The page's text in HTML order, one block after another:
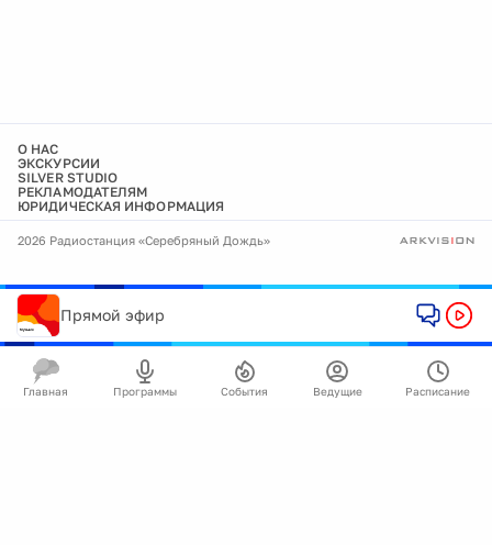
О НАС
ЭКСКУРСИИ
SILVER STUDIO
РЕКЛАМОДАТЕЛЯМ
ЮРИДИЧЕСКАЯ ИНФОРМАЦИЯ
2026 Радиостанция «Серебряный Дождь»
Прямой эфир
Главная Программы События Ведущие Расписание